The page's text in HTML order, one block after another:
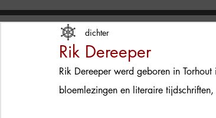
Rik Dereeper
dichter
Rik Dereeper werd geboren in
bloemlezingen en literaire